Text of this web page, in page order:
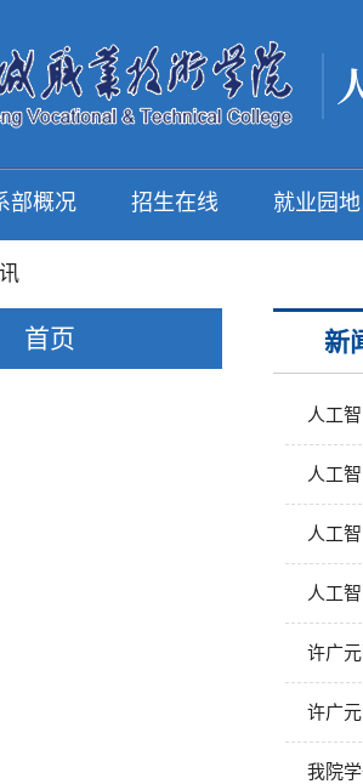
部概况 招生在线 就业园地
首页 新
人工
人工
人工
人工
许广
许广
我院